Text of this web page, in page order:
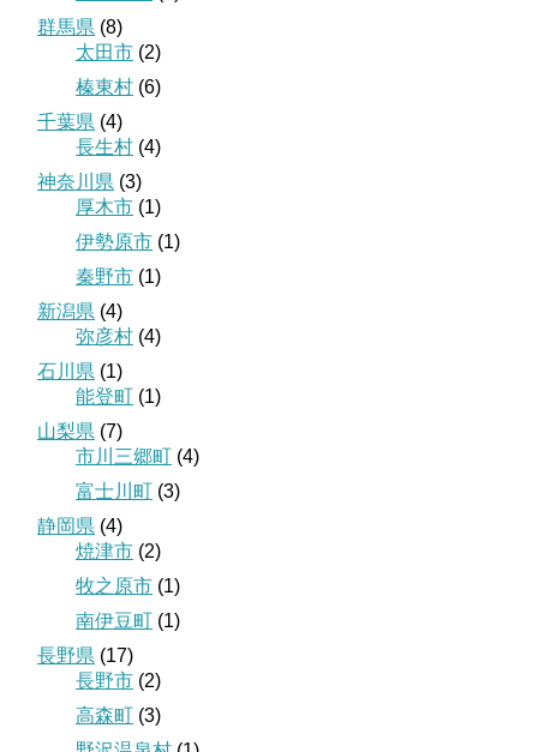
群馬県 (8)
太田市 (2)
榛東村 (6)
千葉県 (4)
長生村 (4)
神奈川県 (3)
厚木市 (1)
伊勢原市 (1)
秦野市 (1)
新潟県 (4)
弥彦村 (4)
石川県 (1)
能登町 (1)
山梨県 (7)
市川三郷町 (4)
富士川町 (3)
静岡県 (4)
焼津市 (2)
牧之原市 (1)
南伊豆町 (1)
長野県 (17)
長野市 (2)
高森町 (3)